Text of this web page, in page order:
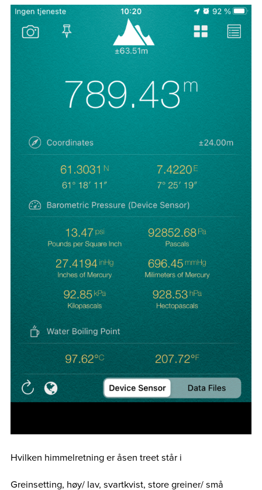
Hvilken himmelretning er åsen treet står i
Greinsetting, høy/ lav, svartkvist, store greiner/ små